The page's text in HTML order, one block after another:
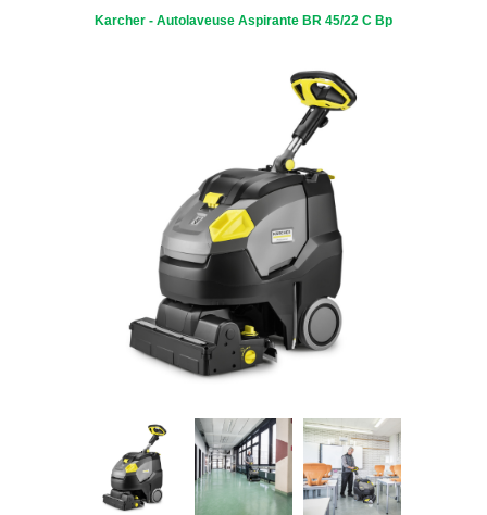
Karcher - Autolaveuse Aspirante BR 45/22 C Bp